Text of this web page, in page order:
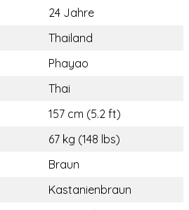
24 Jahre
Thailand
Phayao
Thai
157 cm (5.2 ft)
67 kg (148 lbs)
Braun
Kastanienbraun